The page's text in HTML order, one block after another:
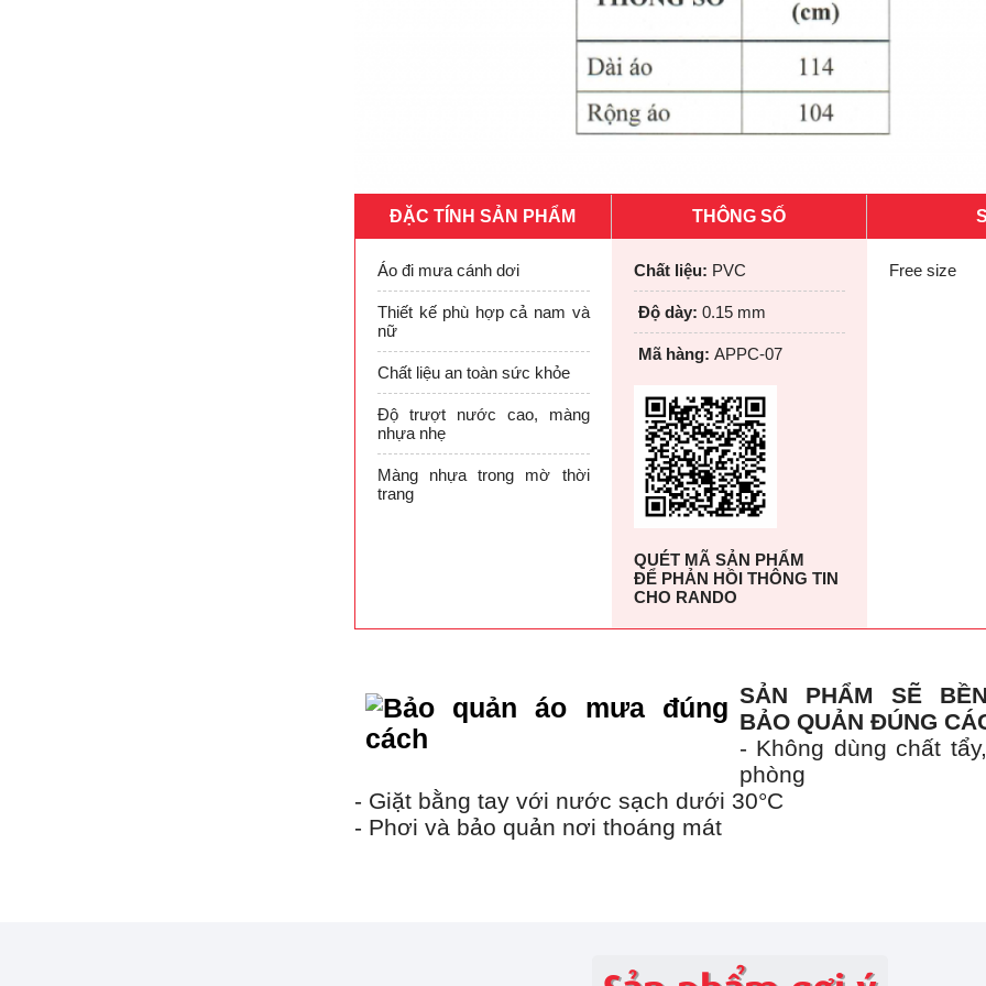
ĐẶC TÍNH SẢN PHẨM
Áo đi mưa cánh dơi
Thiết kế phù hợp cả nam và
nữ
Chất liệu an toàn sức khỏe
Độ trượt nước cao, màng
nhựa nhẹ
Màng nhựa trong mờ thời
trang
THÔNG SỐ
Chất liệu: PVC
Độ dày: 0.15 mm
Mã hàng: APPC-07
QUÉT MÃ SẢN PHẨM
ĐỂ PHẢN HỒI THÔNG TIN
CHO RANDO
Free size
SẢN PHẨM SẼ
BẢO QUẢN ĐÚNG
- Không dùng chất
phòng
- Giặt bằng tay với nước sạch dưới 30°C
- Phơi và bảo quản nơi thoáng mát